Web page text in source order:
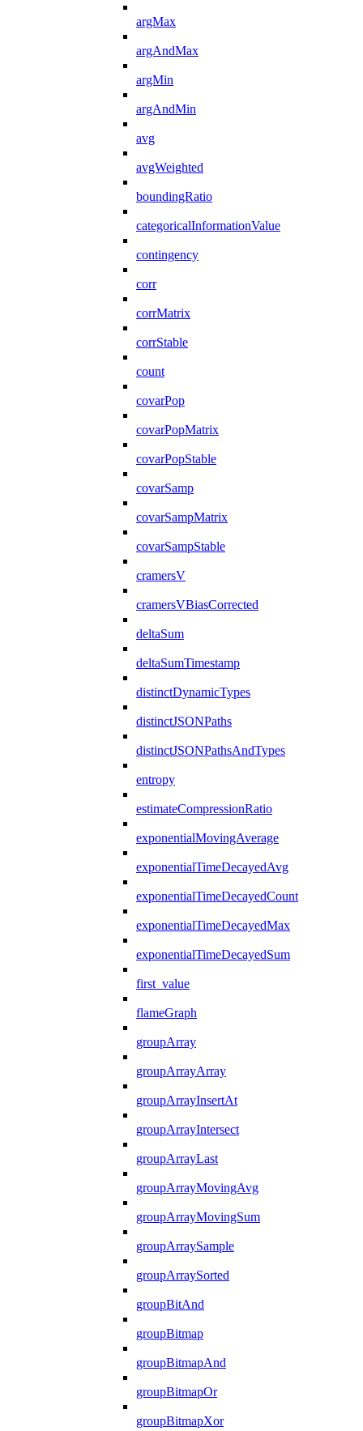
argMax
argAndMax
argMin
argAndMin
avg
avgWeighted
boundingRatio
categoricalInformationValue
contingency
corr
corrMatrix
corrStable
count
covarPop
covarPopMatrix
covarPopStable
covarSamp
covarSampMatrix
covarSampStable
cramersV
cramersVBiasCorrected
deltaSum
deltaSumTimestamp
distinctDynamicTypes
distinctJSONPaths
distinctJSONPathsAndTypes
entropy
estimateCompressionRatio
exponentialMovingAverage
exponentialTimeDecayedAvg
exponentialTimeDecayedCount
exponentialTimeDecayedMax
exponentialTimeDecayedSum
first_value
flameGraph
groupArray
groupArrayArray
groupArrayInsertAt
groupArrayIntersect
groupArrayLast
groupArrayMovingAvg
groupArrayMovingSum
groupArraySample
groupArraySorted
groupBitAnd
groupBitmap
groupBitmapAnd
groupBitmapOr
groupBitmapXor